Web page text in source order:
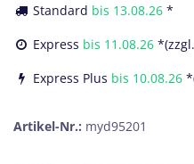
Standard bis 13.08.26 *
Express bis 11.08.26
Express Plus bis 10.08.26
Artikel-Nr.: myd95201